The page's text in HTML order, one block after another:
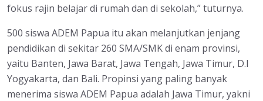
fokus rajin belajar di rumah dan di sekolah,” tuturnya.
500 siswa ADEM Papua itu akan melanjutkan jenjang
pendidikan di sekitar 260 SMA/SMK di enam provinsi,
yaitu Banten, Jawa Barat, Jawa Tengah, Jawa Timur, D.I
Yogyakarta, dan Bali. Propinsi yang paling banyak
menerima siswa ADEM Papua adalah Jawa Timur, yakni